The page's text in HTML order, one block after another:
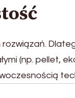
(np. pellet,